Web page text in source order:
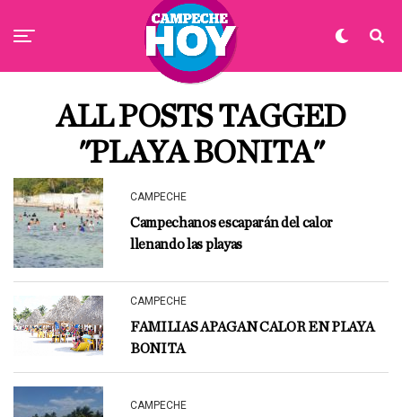
ALL POSTS TAGGED
"PLAYA BONITA"
CAMPECHE
Campechanos escaparán del calor
llenando las playas
CAMPECHE
FAMILIAS APAGAN CALOR EN PLAYA
BONITA
CAMPECHE